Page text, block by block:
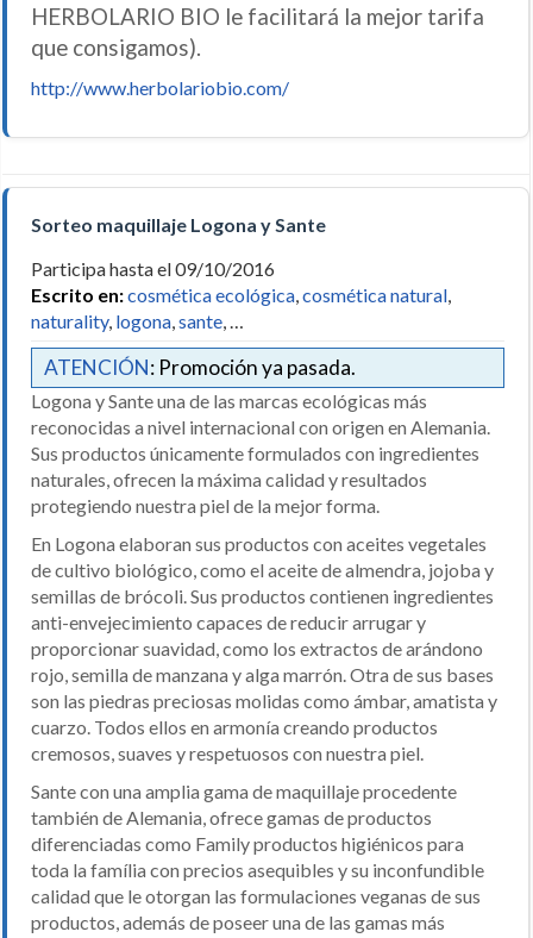
HERBOLARIO BIO le facilitará la mejor tarifa
que consigamos).
http://www.herbolariobio.com/
Sorteo maquillaje Logona y Sante
Participa hasta el 09/10/2016
Escrito en:cosmética ecológica,cosmética natural,
naturality, logona,sante, …
ATENCIÓN: Promoción ya pasada.
Logona y Sante una de las marcas ecológicas más
reconocidas a nivel internacional con origen en Alemania.
Sus productos únicamente formulados con ingredientes
naturales, ofrecen la máxima calidad y resultados
protegiendo nuestra piel de la mejor forma.
En Logona elaboran sus productos con aceites vegetales
de cultivo biológico, como el aceite de almendra, jojoba y
semillas de brócoli. Sus productos contienen ingredientes
anti-envejecimiento capaces de reducir arrugar y
proporcionar suavidad, como los extractos de arándono
rojo, semilla de manzana y alga marrón. Otra de sus bases
son las piedras preciosas molidas como ámbar, amatista y
cuarzo. Todos ellos en armonía creando productos
cremosos, suaves y respetuosos con nuestra piel.
Sante con una amplia gama de maquillaje procedente
también de Alemania, ofrece gamas de productos
diferenciadas como Family productos higiénicos para
toda la família con precios asequibles y su inconfundible
calidad que le otorgan las formulaciones veganas de sus
productos, además de poseer una de las gamas más